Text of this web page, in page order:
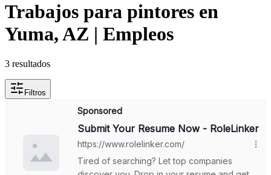
Trabajos para pintores en
Yuma, AZ | Empleos
3 resultados
Filtros